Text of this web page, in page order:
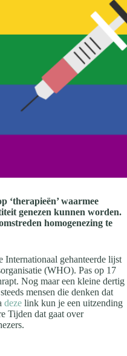
‘therapieën’ waarmee
genezen kunnen worden.
homogenezing te
Internationaal gehanteerde lijst
(WHO). Pas op 17
Nog maar een kleine dertig
mensen die denken dat
deze link kun je een uitzending
Tijden dat gaat over